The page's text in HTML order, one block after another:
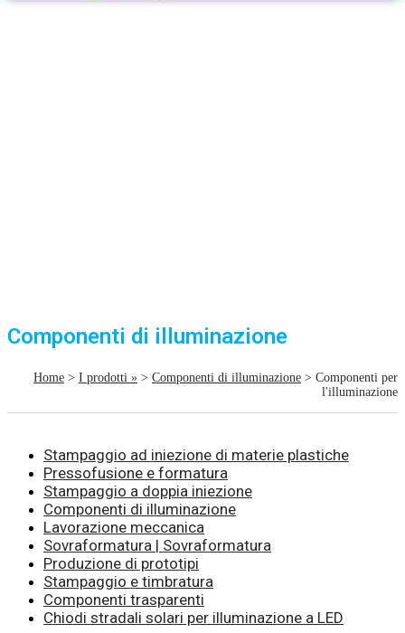
Componenti di illuminazione
Home > I prodotti » > Componenti di illuminazione > Componenti per
l'illuminazione
Stampaggio ad iniezione di materie plastiche
Pressofusione e formatura
Stampaggio a doppia iniezione
Componenti di illuminazione
Lavorazione meccanica
Sovraformatura | Sovraformatura
Produzione di prototipi
Stampaggio e timbratura
Componenti trasparenti
Chiodi stradali solari per illuminazione a LED